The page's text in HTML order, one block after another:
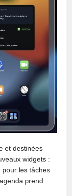
et destinées
widgets :
pour les tâches
prend